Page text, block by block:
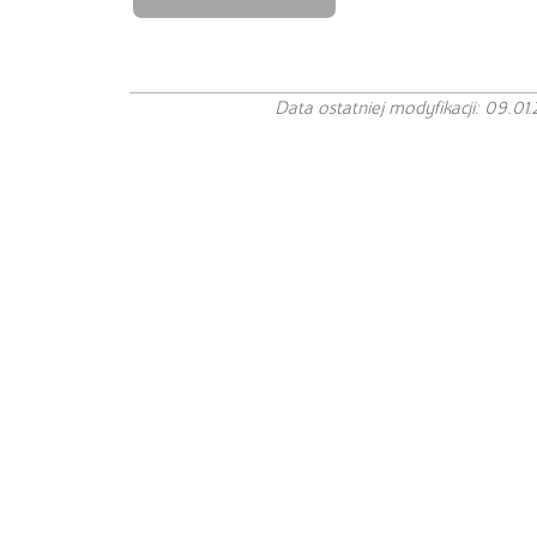
Data ostatniej modyfikacji: